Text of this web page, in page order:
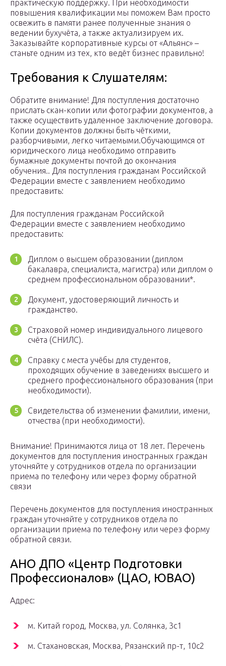
практическую поддержку. При необходимости
повышения квалификации мы поможем Вам просто
освежить в памяти ранее полученные знания о
ведении бухучёта, а также актуализируем их.
Заказывайте корпоративные курсы от «Альянс» –
станьте одним из тех, кто ведёт бизнес правильно!
Требования к Слушателям:
Обратите внимание! Для поступления достаточно
прислать скан-копии или фотографии документов, а
также осуществить удаленное заключение договора.
Копии документов должны быть чёткими,
разборчивыми, легко читаемыми.Обучающимся от
юридического лица необходимо отправить
бумажные документы почтой до окончания
обучения.. Для поступления гражданам Российской
Федерации вместе с заявлением необходимо
предоставить:
Для поступления гражданам Российской
Федерации вместе с заявлением необходимо
предоставить:
Диплом о высшем образовании (диплом
бакалавра, специалиста, магистра) или диплом о
среднем профессиональном образовании*.
Документ, удостоверяющий личность и
гражданство.
Страховой номер индивидуального лицевого
счёта (СНИЛС).
Справку с места учёбы для студентов,
проходящих обучение в заведениях высшего и
среднего профессионального образования (при
необходимости).
Свидетельства об изменении фамилии, имени,
отчества (при необходимости).
Внимание! Принимаются лица от 18 лет. Перечень
документов для поступления иностранных граждан
уточняйте у сотрудников отдела по организации
приема по телефону или через форму обратной
связи
Перечень документов для поступления иностранных
граждан уточняйте у сотрудников отдела по
организации приема по телефону или через форму
обратной связи.
АНО ДПО «Центр Подготовки
Профессионалов» (ЦАО, ЮВАО)
Адрес:
м. Китай город, Москва, ул. Солянка, 3с1
м. Стахановская, Москва, Рязанский пр-т, 10с2